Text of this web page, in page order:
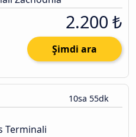
2.200 ₺
Şimdi ara
10sa 55dk
Terminali